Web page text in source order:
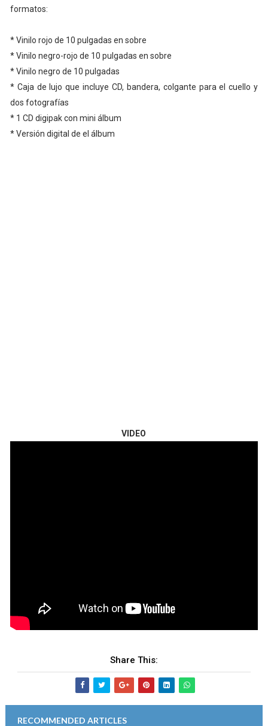
formatos:
* Vinilo rojo de 10 pulgadas en sobre
* Vinilo negro-rojo de 10 pulgadas en sobre
* Vinilo negro de 10 pulgadas
* Caja de lujo que incluye CD, bandera, colgante para el cuello y
dos fotografías
* 1 CD digipak con mini álbum
* Versión digital de el álbum
VIDEO
Share This:
RECOMMENDED ARTICLES